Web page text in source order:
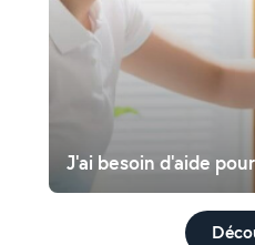
J'ai besoin d'aide